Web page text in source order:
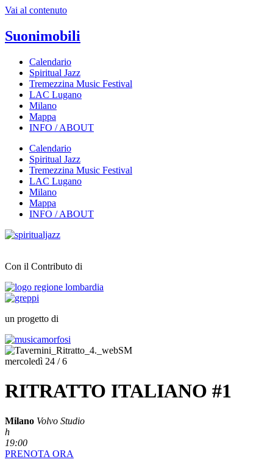
Vai al contenuto
Suonimobili
Calendario
Spiritual Jazz
Tremezzina Music Festival
LAC Lugano
Milano
Mappa
INFO / ABOUT
Calendario
Spiritual Jazz
Tremezzina Music Festival
LAC Lugano
Milano
Mappa
INFO / ABOUT
Con il Contributo di
un progetto di
mercoledì 24 / 6
RITRATTO ITALIANO #1
Milano Volvo Studio
h
19:00
PRENOTA ORA